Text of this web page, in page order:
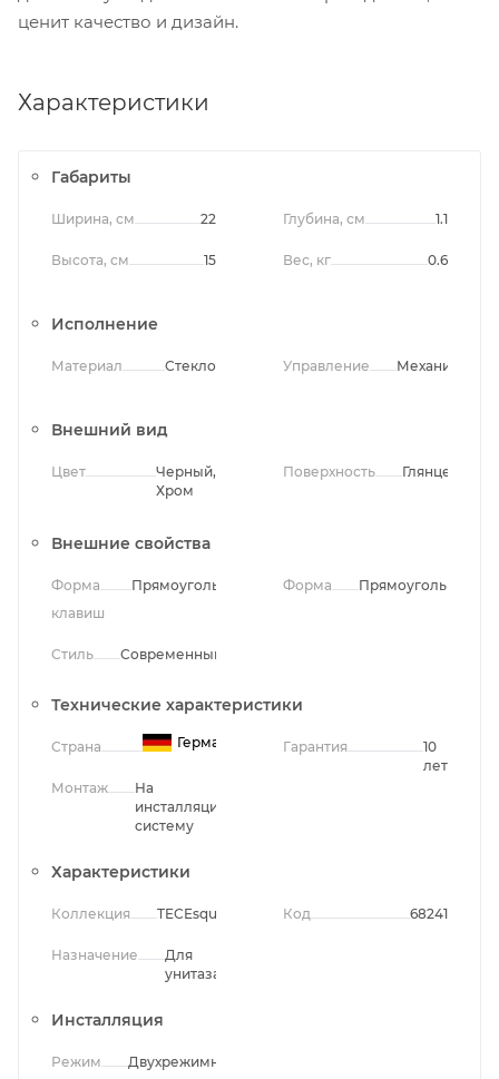
ценит качество и дизайн.
Характеристики
Габариты
Ширина, см 22
Высота, см 15
Глубина, см 1.1
Вес, кг 0.6
Исполнение
Материал Стекло Управление
Внешний вид
Цвет
Черный,
Хром
Поверхность Глянцевая
Внешние свойства
Форма
клавиш
Прямоугольная
Стиль Современный
Форма Прямоугольная
Технические характеристики
Страна Германия
Монтаж
На
инсталляционную
систему
Гарантия
10
лет
Характеристики
Коллекция TECEsquare
Назначение
Для
унитаза
Код 68241
Инсталляция
Режим
Двухрежимный